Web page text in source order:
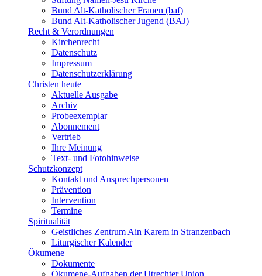
Bund Alt-Katholischer Frauen (baf)
Bund Alt-Katholischer Jugend (BAJ)
Recht & Verordnungen
Kirchenrecht
Datenschutz
Impressum
Datenschutzerklärung
Christen heute
Aktuelle Ausgabe
Archiv
Probeexemplar
Abonnement
Vertrieb
Ihre Meinung
Text- und Fotohinweise
Schutzkonzept
Kontakt und Ansprechpersonen
Prävention
Intervention
Termine
Spiritualität
Geistliches Zentrum Ain Karem in Stranzenbach
Liturgischer Kalender
Ökumene
Dokumente
Ökumene-Aufgaben der Utrechter Union